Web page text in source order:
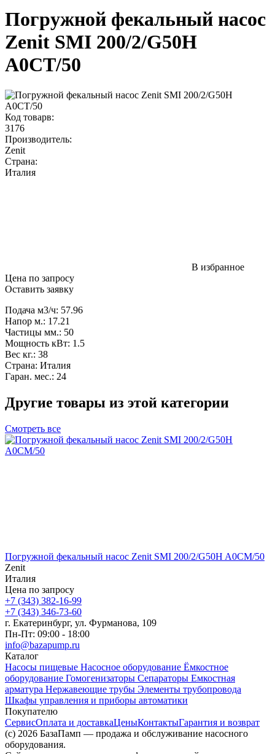
Погружной фекальный насос
Zenit SMI 200/2/G50H
A0CT/50
Код товарв:
3176
Производитель:
Zenit
Страна:
Италия
В избранное
Цена по запросу
Оставить заявку
Подача м3/ч: 57.96
Напор м.: 17.21
Частицы мм.: 50
Мощность кВт: 1.5
Вес кг.: 38
Страна: Италия
Гаран. мес.: 24
Другие товары из этой категории
Смотреть все
Погружной фекальный насос Zenit SMI 200/2/G50H A0CM/50
Zenit
Италия
Цена по запросу
+7 (343) 382-16-99
+7 (343) 346-73-‬60
г. Екатеринбург, ул. Фурманова, 109
Пн-Пт: 09:00 - 18:00
info@bazapump.ru
Каталог
Насосы пищевые Насосное оборудование Ёмкостное
оборудование Гомогенизаторы Сепараторы Емкостная
арматура Нержавеющие трубы Элементы трубопровода
Шкафы управления и приборы автоматики
Покупателю
СервисОплата и доставкаЦеныКонтактыГарантия и возврат
(c) 2026 БазаПамп — продажа и обслуживание насосного
оборудования.